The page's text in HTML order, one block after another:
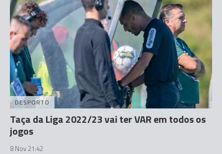
DESPORTO
Taça da Liga 2022/23 vai ter VAR em todos os
jogos
8 Nov 21:42